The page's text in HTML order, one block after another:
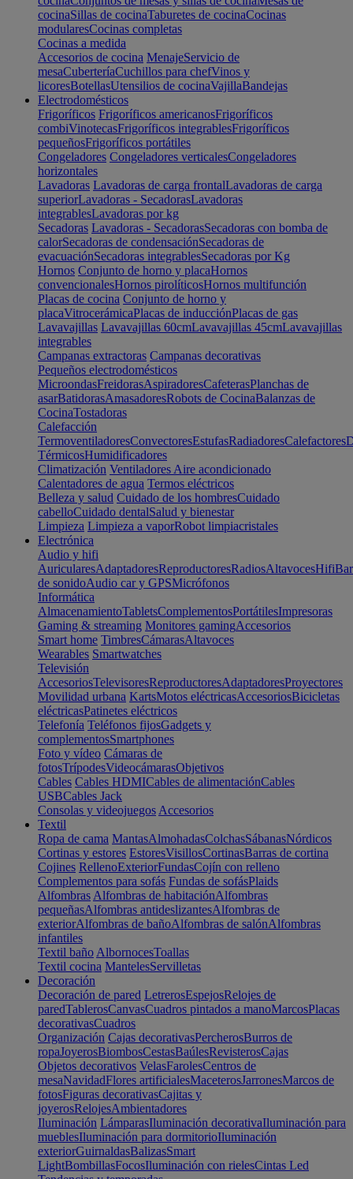
cocinaSillas de cocinaTaburetes de cocinaCocinas
modularesCocinas completas
Cocinas a medida
Accesorios de cocina MenajeServicio de
mesaCuberteríaCuchillos para chefVinos y
licoresBotellasUtensilios de cocinaVajillaBandejas
Electrodomésticos
Frigoríficos Frigoríficos americanosFrigoríficos
combiVinotecasFrigoríficos integrablesFrigoríficos
pequeñosFrigoríficos portátiles
Congeladores Congeladores verticalesCongeladores
horizontales
Lavadoras Lavadoras de carga frontalLavadoras de carga
superiorLavadoras - SecadorasLavadoras
integrablesLavadoras por kg
Secadoras Lavadoras - SecadorasSecadoras con bomba de
calorSecadoras de condensaciónSecadoras de
evacuaciónSecadoras integrablesSecadoras por Kg
Hornos Conjunto de horno y placaHornos
convencionalesHornos pirolíticosHornos multifunción
Placas de cocina Conjunto de horno y
placaVitrocerámicaPlacas de inducciónPlacas de gas
Lavavajillas Lavavajillas 60cmLavavajillas 45cmLavavajillas
integrables
Campanas extractoras Campanas decorativas
Pequeños electrodomésticos
MicroondasFreidorasAspiradoresCafeterasPlanchas de
asarBatidorasAmasadoresRobots de CocinaBalanzas de
CocinaTostadoras
Calefacción
TermoventiladoresConvectoresEstufasRadiadoresCalefactores
TérmicosHumidificadores
Climatización Ventiladores Aire acondicionado
Calentadores de agua Termos eléctricos
Belleza y salud Cuidado de los hombresCuidado
cabelloCuidado dentalSalud y bienestar
Limpieza Limpieza a vaporRobot limpiacristales
Electrónica
Audio y hifi
AuricularesAdaptadoresReproductoresRadiosAltavocesHifi
de sonidoAudio car y GPSMicrófonos
Informática
AlmacenamientoTabletsComplementosPortátilesImpresoras
Gaming & streaming Monitores gamingAccesorios
Smart home TimbresCámarasAltavoces
Wearables Smartwatches
Televisión
AccesoriosTelevisoresReproductoresAdaptadoresProyectores
Movilidad urbana KartsMotos eléctricasAccesoriosBicicletas
eléctricasPatinetes eléctricos
Telefonía Teléfonos fijosGadgets y
complementosSmartphones
Foto y vídeo Cámaras de
fotosTrípodesVideocámarasObjetivos
Cables Cables HDMICables de alimentaciónCables
USBCables Jack
Consolas y videojuegos Accesorios
Textil
Ropa de cama MantasAlmohadasColchasSábanasNórdicos
Cortinas y estores EstoresVisillosCortinasBarras de cortina
Cojines RellenoExteriorFundasCojín con relleno
Complementos para sofás Fundas de sofásPlaids
Alfombras Alfombras de habitaciónAlfombras
pequeñasAlfombras antideslizantesAlfombras de
exteriorAlfombras de bañoAlfombras de salónAlfombras
infantiles
Textil baño AlbornocesToallas
Textil cocina MantelesServilletas
Decoración
Decoración de pared LetrerosEspejosRelojes de
paredTablerosCanvasCuadros pintados a manoMarcosPlacas
decorativasCuadros
Organización Cajas decorativasPercherosBurros de
ropaJoyerosBiombosCestasBaúlesRevisterosCajas
Objetos decorativos VelasFarolesCentros de
mesaNavidadFlores artificialesMaceterosJarronesMarcos de
fotosFiguras decorativasCajitas y
joyerosRelojesAmbientadores
Iluminación LámparasIluminación decorativaIluminación para
mueblesIluminación para dormitorioIluminación
exteriorGuirnaldasBalizasSmart
LightBombillasFocosIluminación con rielesCintas Led